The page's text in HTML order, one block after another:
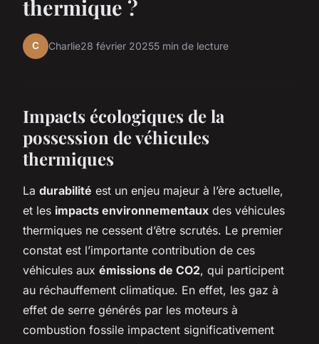
thermique ?
C Charlie28 février 20255 min de lecture
Impacts écologiques de la
possession de véhicules
thermiques
La durabilité est un enjeu majeur à l’ère actuelle,
et les impacts environnementaux des véhicules
thermiques ne cessent d’être scrutés. Le premier
constat est l’importante contribution de ces
véhicules aux émissions de CO2, qui participent
au réchauffement climatique. En effet, les gaz à
effet de serre générés par les moteurs à
combustion fossile impactent significativement